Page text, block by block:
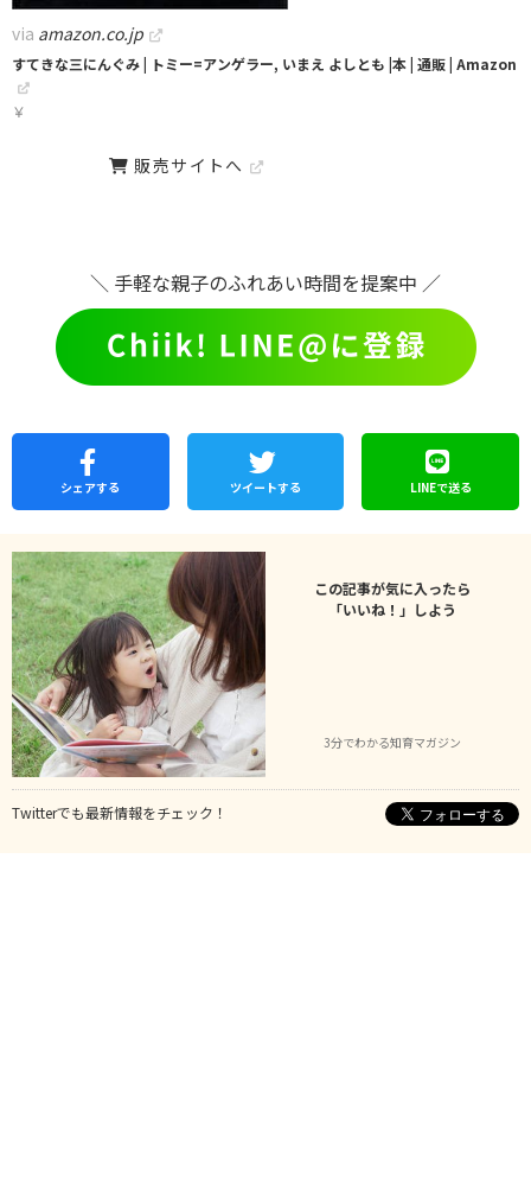
via amazon.co.jp
すてきな三にんぐみ | トミー=アンゲラー, いまえ よしとも |本 | 通販 | Amazon
￥
販売サイトへ
＼ 手軽な親子のふれあい時間を提案中 ／
シェアする ツイートする LINEで送る
この記事が気に入ったら
「いいね！」しよう
3分でわかる知育マガジン
Twitterでも最新情報をチェック！